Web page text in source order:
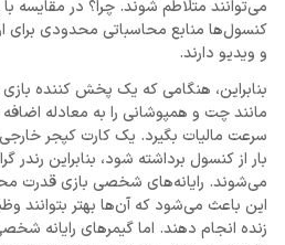
می‌توانند متلاطم شوند. چرا؟ در مقایسه
کنسول‌ها منابع محاسباتی محدودی برای
و ویدیو دارند.
بنابراین، هنگامی که یک پخش کننده
سرعت مالیات بگیرد. یک کارت کپجر
بار از کنسول برداشته شود، بنابراین رندر
می‌شوند. رایانه‌های شخصی بازی قدرت
این باعث می‌شود که آن‌ها بهتر بتوانند
زنده انجام دهند. اما گیمرهای